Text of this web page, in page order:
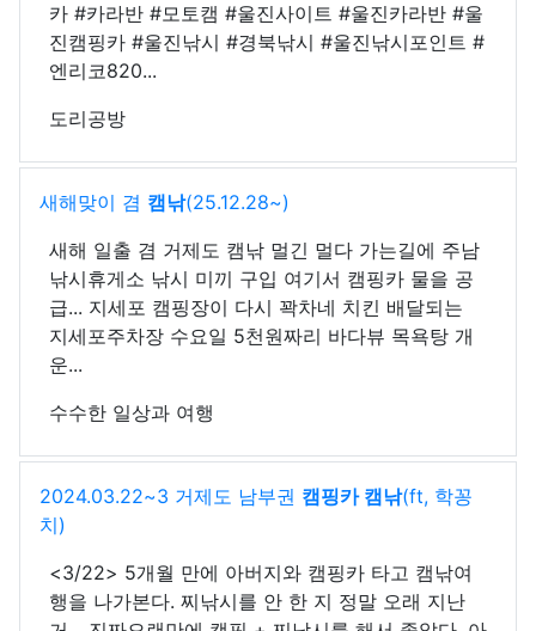
카 #카라반 #모토캠 #울진사이트 #울진카라반 #울
진캠핑카 #울진낚시 #경북낚시 #울진낚시포인트 #
엔리코820...
도리공방
새해맞이 겸 캠낚(25.12.28~)
새해 일출 겸 거제도 캠낚 멀긴 멀다 가는길에 주남
낚시휴게소 낚시 미끼 구입 여기서 캠핑카 물을 공
급... 지세포 캠핑장이 다시 꽉차네 치킨 배달되는
지세포주차장 수요일 5천원짜리 바다뷰 목욕탕 개
운...
수수한 일상과 여행
2024.03.22~3 거제도 남부권 캠핑카 캠낚(ft, 학꽁
치)
<3/22> 5개월 만에 아버지와 캠핑카 타고 캠낚여
행을 나가본다. 찌낚시를 안 한 지 정말 오래 지난